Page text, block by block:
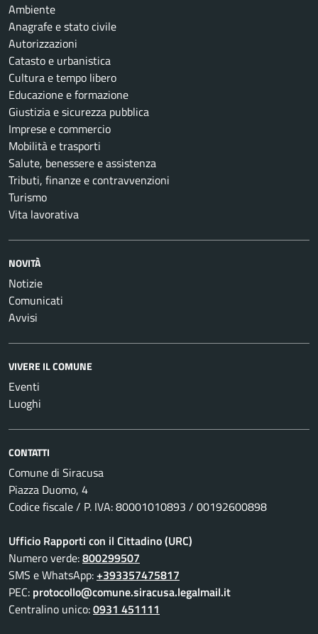
Ambiente
Anagrafe e stato civile
Autorizzazioni
Catasto e urbanistica
Cultura e tempo libero
Educazione e formazione
Giustizia e sicurezza pubblica
Imprese e commercio
Mobilità e trasporti
Salute, benessere e assistenza
Tributi, finanze e contravvenzioni
Turismo
Vita lavorativa
NOVITÀ
Notizie
Comunicati
Avvisi
VIVERE IL COMUNE
Eventi
Luoghi
CONTATTI
Comune di Siracusa
Piazza Duomo, 4
Codice fiscale / P. IVA: 80001010893 / 00192600898
Ufficio Rapporti con il Cittadino (URC)
Numero verde:800299507
SMS e WhatsApp:+393357475817
PEC: protocollo@comune.siracusa.legalmail.it
Centralino unico:0931 451111